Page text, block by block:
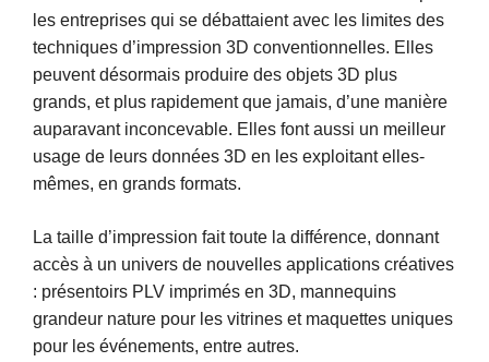
les entreprises qui se débattaient avec les limites des
techniques d’impression 3D conventionnelles. Elles
peuvent désormais produire des objets 3D plus
grands, et plus rapidement que jamais, d’une manière
auparavant inconcevable. Elles font aussi un meilleur
usage de leurs données 3D en les exploitant elles-
mêmes, en grands formats.
La taille d’impression fait toute la différence, donnant
accès à un univers de nouvelles applications créatives
: présentoirs PLV imprimés en 3D, mannequins
grandeur nature pour les vitrines et maquettes uniques
pour les événements, entre autres.